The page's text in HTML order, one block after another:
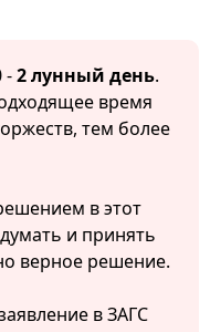
-2 лунный день.
время
тем более
в этот
и принять
верное решение.
в ЗАГС